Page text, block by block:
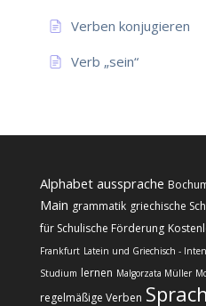
Verben konjugieren
Verb „sein“
Alphabet aussprache
Main grammatik griechische
für Schulische Förderung
Frankfurt Latein und Griechisch -
Studium lernen Malgorzata Müller
regelmäßige Verben